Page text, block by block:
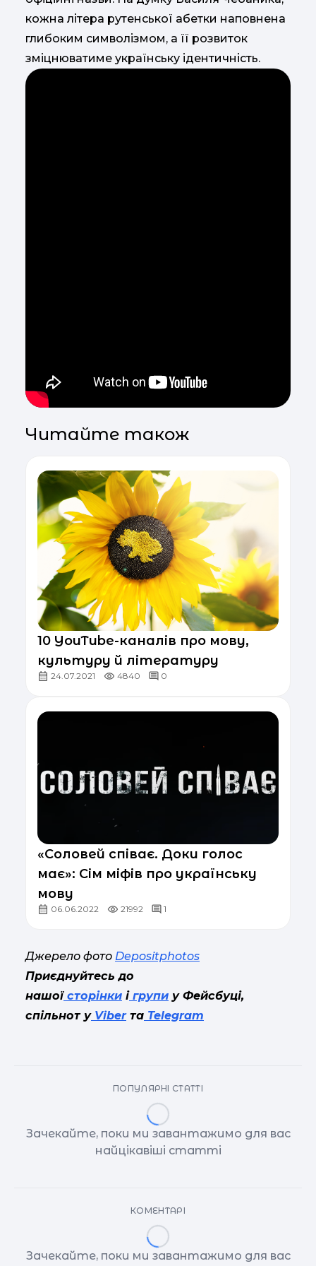
кожна літера рутенської абетки наповнена
глибоким символізмом, а її розвиток
зміцнюватиме українську ідентичність.
Читайте також
10 YouTube-каналів про мову,
культуру й літературу
24.07.2021 4840 0
«Соловей співає. Доки голос
має»: Сім міфів про українську
мову
06.06.2022 21992 1
Джерело фото Depositphotos
Приєднуйтесь до
нашоїсторінки ігрупи у Фейсбуці,
спільнот уViberта Telegram
ПОПУЛЯРНІ СТАТТІ
Зачекайте, поки ми завантажимо для вас
найцікавіші статті
КОМЕНТАРІ
Зачекайте, поки ми завантажимо для вас